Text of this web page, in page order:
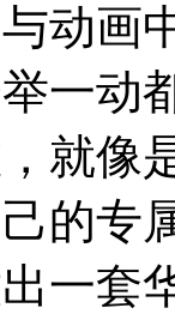
动画
一动
就像
的专
一套